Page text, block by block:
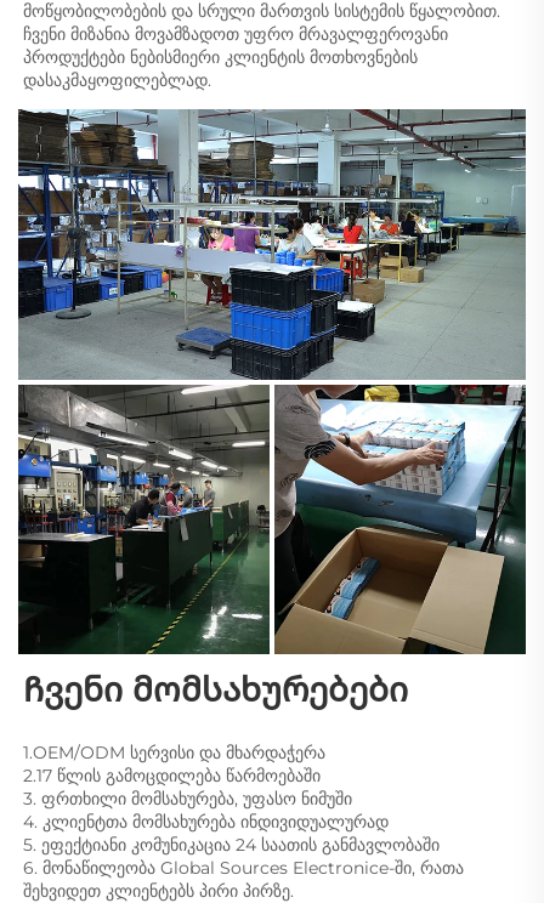
მოწყობილობების და სრული მართვის სისტემის წყალობით.
ჩვენი მიზანია მოვამზადოთ უფრო მრავალფეროვანი
პროდუქტები ნებისმიერი კლიენტის მოთხოვნების
დასაკმაყოფილებლად.
Ჩვენი მომსახურებები
1.OEM/ODM სერვისი და მხარდაჭერა
2.17 წლის გამოცდილება წარმოებაში
3. ფრთხილი მომსახურება, უფასო ნიმუში
4. კლიენტთა მომსახურება ინდივიდუალურად
5. ეფექტიანი კომუნიკაცია 24 საათის განმავლობაში
6. მონაწილეობა Global Sources Electronice-ში, რათა
შეხვიდეთ კლიენტებს პირი პირზე.